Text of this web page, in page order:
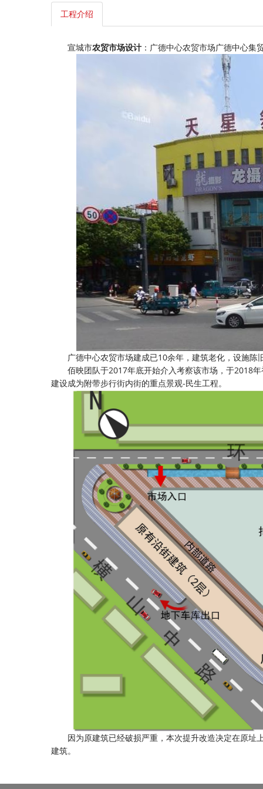
工程介绍
宣城市农贸市场设计 ：广德中心农贸市场广德中心
广德中心农贸市场建成已10余年，建筑老化，设施陈
佰映团队于2017年底开始介入考察该市场，于2018年
建设成为附带步行街内街的重点景观-民生工程。
因为原建筑已经破损严重，本次提升改造决定在原址
建筑。